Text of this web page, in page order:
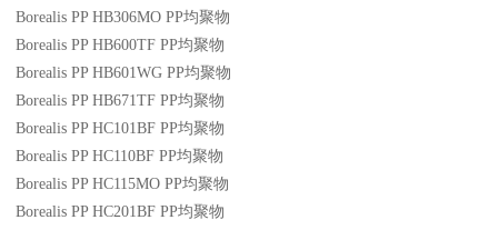
Borealis PP HB306MO PP均聚物
Borealis PP HB600TF PP均聚物
Borealis PP HB601WG PP均聚物
Borealis PP HB671TF PP均聚物
Borealis PP HC101BF PP均聚物
Borealis PP HC110BF PP均聚物
Borealis PP HC115MO PP均聚物
Borealis PP HC201BF PP均聚物